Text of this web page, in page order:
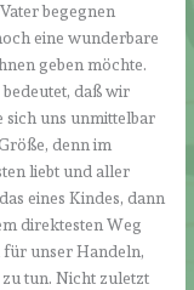
begegnen
eine wunderbare
geben möchte.
daß wir
sich uns unmittelbar
denn im
liebt und aller
eines Kindes, dann
direktesten Weg
unser Handeln,
tun. Nicht zuletzt